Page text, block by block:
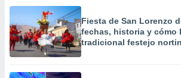
Fiesta de San Lorenzo
fechas, historia y cómo
tradicional festejo